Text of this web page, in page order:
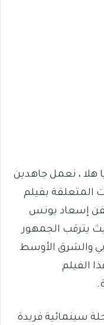
هلا ، نعمل جاهدين
المتعلقة بفيلم
إسعاد يونس
يترقب الجمهور
والشرق الأوسط
الفيلم
سينمائية فريدة